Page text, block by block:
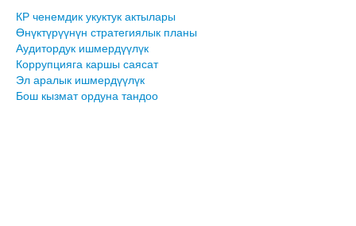
КР ченемдик укуктук актылары
Өнүктүрүүнүн стратегиялык планы
Аудитордук ишмердүүлүк
Коррупцияга каршы саясат
Эл аралык ишмердүүлүк
Бош кызмат ордуна тандоо